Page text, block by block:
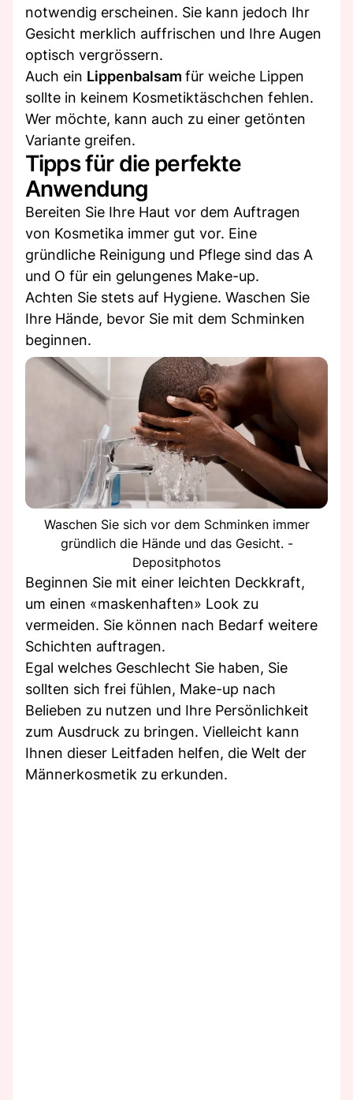
notwendig erscheinen. Sie kann jedoch Ihr
Gesicht merklich auffrischen und Ihre Augen
optisch vergrössern.
Auch ein Lippenbalsam für weiche Lippen
sollte in keinem Kosmetiktäschchen fehlen.
Wer möchte, kann auch zu einer getönten
Variante greifen.
Tipps für die perfekte
Anwendung
Bereiten Sie Ihre Haut vor dem Auftragen
von Kosmetika immer gut vor. Eine
gründliche Reinigung und Pflege sind das A
und O für ein gelungenes Make-up.
Achten Sie stets auf Hygiene. Waschen Sie
Ihre Hände, bevor Sie mit dem Schminken
beginnen.
Waschen Sie sich vor dem Schminken immer
gründlich die Hände und das Gesicht. -
Depositphotos
Beginnen Sie mit einer leichten Deckkraft,
um einen «maskenhaften» Look zu
vermeiden. Sie können nach Bedarf weitere
Schichten auftragen.
Egal welches Geschlecht Sie haben, Sie
sollten sich frei fühlen, Make-up nach
Belieben zu nutzen und Ihre Persönlichkeit
zum Ausdruck zu bringen. Vielleicht kann
Ihnen dieser Leitfaden helfen, die Welt der
Männerkosmetik zu erkunden.